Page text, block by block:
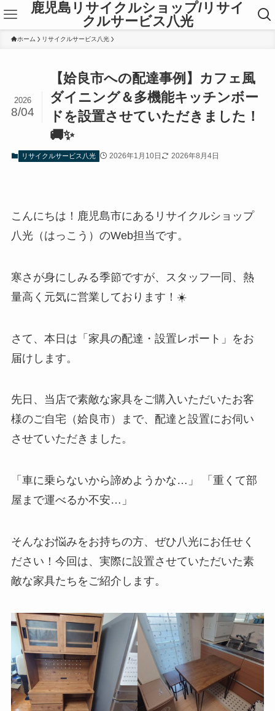
鹿児島リサイクルショップ/リサイ
クルサービス八光
ホーム リサイクルサービス八光
【姶良市への配達事例】カフェ風
ダイニング＆多機能キッチンボー
ドを設置させていただきました！
🚚✨
2026
8/04
リサイクルサービス八光 2026年1月10日 2026年8月4日
こんにちは！鹿児島市にあるリサイクルショップ
八光（はっこう）のWeb担当です。
寒さが身にしみる季節ですが、スタッフ一同、熱
量高く元気に営業しております！☀️
さて、本日は「家具の配達・設置レポート」をお
届けします。
先日、当店で素敵な家具をご購入いただいたお客
様のご自宅（姶良市）まで、配達と設置にお伺い
させていただきました。
「車に乗らないから諦めようかな…」 「重くて部
屋まで運べるか不安…」
そんなお悩みをお持ちの方、ぜひ八光にお任せく
ださい！今回は、実際に設置させていただいた素
敵な家具たちをご紹介します。